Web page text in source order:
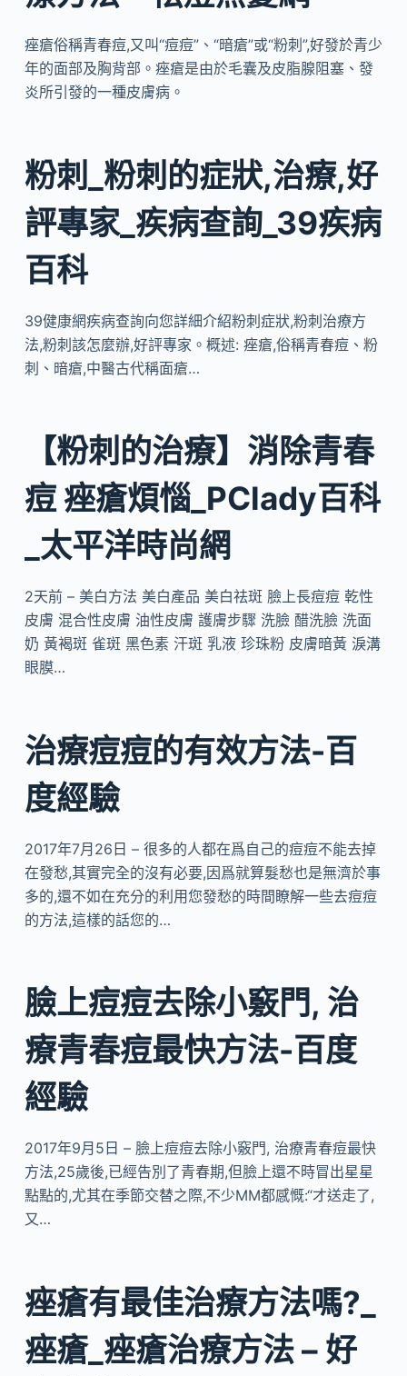
痤瘡俗稱青春痘,又叫“痘痘”、“暗瘡”或“粉刺”,好發於青少
年的面部及胸背部。痤瘡是由於毛囊及皮脂腺阻塞、發
炎所引發的一種皮膚病。
粉刺_粉刺的症狀,治療,好
評專家_疾病查詢_39疾病
百科
39健康網疾病查詢向您詳細介紹粉刺症狀,粉刺治療方
法,粉刺該怎麼辦,好評專家。概述: 痤瘡,俗稱青春痘、粉
刺、暗瘡,中醫古代稱面瘡…
【粉刺的治療】消除青春
痘 痤瘡煩惱_PClady百科
_太平洋時尚網
2天前 – 美白方法 美白產品 美白祛斑 臉上長痘痘 乾性
皮膚 混合性皮膚 油性皮膚 護膚步驟 洗臉 醋洗臉 洗面
奶 黃褐斑 雀斑 黑色素 汗斑 乳液 珍珠粉 皮膚暗黃 淚溝
眼膜…
治療痘痘的有效方法-百
度經驗
2017年7月26日 – 很多的人都在爲自己的痘痘不能去掉
在發愁,其實完全的沒有必要,因爲就算髮愁也是無濟於事
多的,還不如在充分的利用您發愁的時間瞭解一些去痘痘
的方法,這樣的話您的…
臉上痘痘去除小竅門, 治
療青春痘最快方法-百度
經驗
2017年9月5日 – 臉上痘痘去除小竅門, 治療青春痘最快
方法,25歲後,已經告別了青春期,但臉上還不時冒出星星
點點的,尤其在季節交替之際,不少MM都感慨:“才送走了,
又…
痤瘡有最佳治療方法嗎?_
痤瘡_痤瘡治療方法 – 好